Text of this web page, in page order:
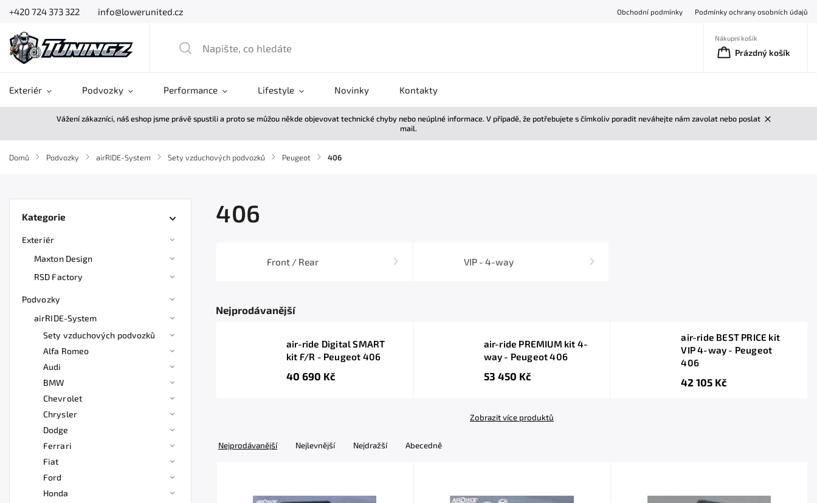
+420 724 373 322 info@lowerunited.cz Obchodní podmínky Podmínky ochrany osobních údajů
Nákupní košík
Prázdný košík
Exteriér Podvozky Performance Lifestyle Novinky Kontakty
Vážení zákazníci, náš eshop jsme právě spustili a proto se můžou někde objevovat technické chyby nebo neúplné informace. V případě, že potřebujete s čímkoliv poradit neváhejte nám zavolat nebo poslat
mail.
Domů / Podvozky / airRIDE-System / Sety vzduchových podvozků / Peugeot / 406
Kategorie
Exteriér
Maxton Design
RSD Factory
Podvozky
airRIDE-System
Sety vzduchových podvozků
Alfa Romeo
Audi
BMW
Chevrolet
Chrysler
Dodge
Ferrari
Fiat
Ford
Honda
406
Front / Rear VIP - 4-way
Nejprodávanější
air-ride Digital SMART
kit F/R - Peugeot 406
40 690 Kč
air-ride PREMIUM kit 4-
way - Peugeot 406
53 450 Kč
air-ride BEST PRICE kit
VIP 4-way - Peugeot
406
42 105 Kč
Zobrazit více produktů
Nejprodávanější Nejlevnější Nejdražší Abecedně